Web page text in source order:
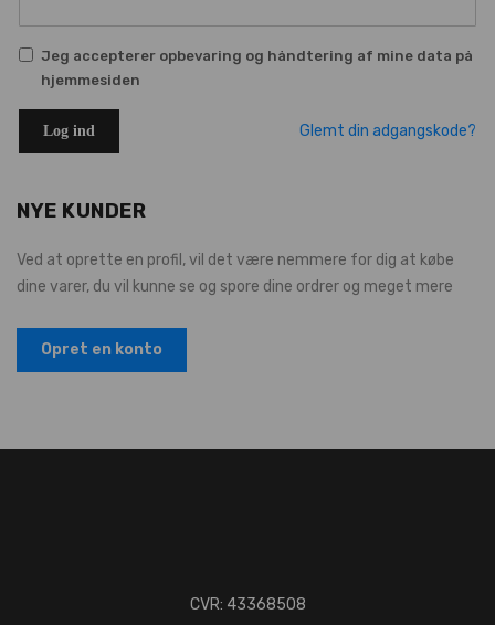
Jeg accepterer opbevaring og håndtering af mine data på
hjemmesiden
Log ind Glemt din adgangskode?
NYE KUNDER
Ved at oprette en profil, vil det være nemmere for dig at købe
dine varer, du vil kunne se og spore dine ordrer og meget mere
Opret en konto
CVR: 43368508